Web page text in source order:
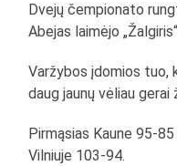
Dvejų čempionato
Abejas laimėjo
Varžybos įdomios tuo,
daug jaunų vėliau
Pirmąsias Kaune 95-
Vilniuje 103-94.